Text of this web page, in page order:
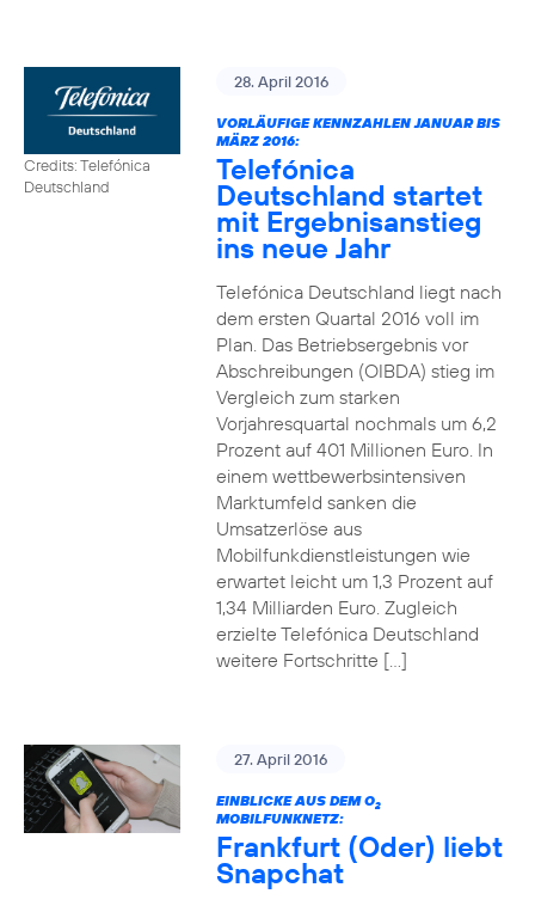
Credits: Telefónica
Deutschland
28. April 2016
VORLÄUFIGE KENNZAHLEN JANUAR BIS
MÄRZ 2016:
Telefónica
Deutschland startet
mit Ergebnisanstieg
ins neue Jahr
Telefónica Deutschland liegt nach
dem ersten Quartal 2016 voll im
Plan. Das Betriebsergebnis vor
Abschreibungen (OIBDA) stieg im
Vergleich zum starken
Vorjahresquartal nochmals um 6,2
Prozent auf 401 Millionen Euro. In
einem wettbewerbsintensiven
Marktumfeld sanken die
Umsatzerlöse aus
Mobilfunkdienstleistungen wie
erwartet leicht um 1,3 Prozent auf
1,34 Milliarden Euro. Zugleich
erzielte Telefónica Deutschland
weitere Fortschritte […]
27. April 2016
EINBLICKE AUS DEM O2
MOBILFUNKNETZ:
Frankfurt (Oder) liebt
Snapchat